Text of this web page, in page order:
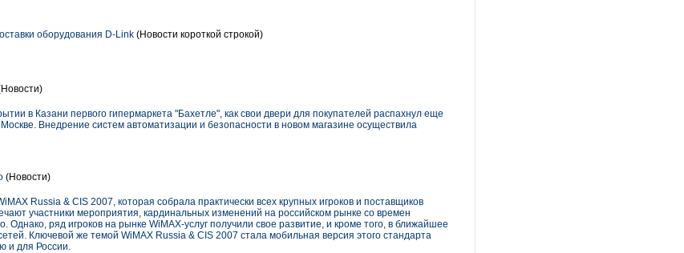
оборудования D-Link (Новости короткой строкой)
в Казани первого гипермаркета "Бахетле", как свои двери для покупателей распахнул еще
Внедрение систем автоматизации и безопасности в новом магазине осуществила
(Новости)
Russia & CIS 2007, которая собрала практически всех крупных игроков и поставщиков
участники мероприятия, кардинальных изменений на российском рынке со времен
ряд игроков на рынке WiMAX-услуг получили свое развитие, и кроме того, в ближайшее
Ключевой же темой WiMAX Russia & CIS 2007 стала мобильная версия этого стандарта
и для России.